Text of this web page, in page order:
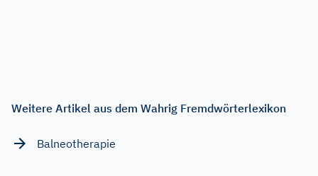
Weitere Artikel aus dem Wahrig Fremdwörterlexikon
Balneotherapie